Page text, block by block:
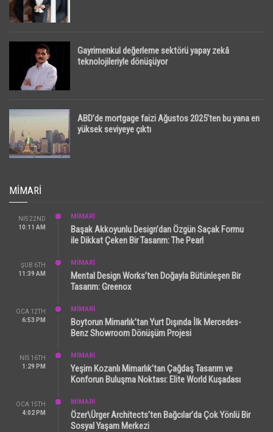
Gayrimenkul değerleme sektörü yapay zekâ
teknolojileriyle dönüşüyor
ABD’de mortgage faizi Ağustos 2025’ten bu yana en
yüksek seviyeye çıktı
MIMARI
NIS 22ND
10:11 AM
MİMARİ
Başak Akkoyunlu Design’dan Özgün Saçak Formu
ile Dikkat Çeken Bir Tasarım: The Pearl
ŞUB 6TH
11:39 AM
MİMARİ
Mental Design Works’ten Doğayla Bütünleşen Bir
Tasarım: Greenox
OCA 12TH
6:53 PM
MİMARİ
Boytorun Mimarlık’tan Yurt Dışında İlk Mercedes-
Benz Showroom Dönüşüm Projesi
NIS 16TH
1:29 PM
MİMARİ
Yeşim Kozanlı Mimarlık’tan Çağdaş Tasarım ve
Konforun Buluşma Noktası: Elite World Kuşadası
OCA 15TH
4:02 PM
MİMARİ
Özer\Ürger Architects’ten Bağcılar’da Çok Yönlü Bir
Sosyal Yaşam Merkezi